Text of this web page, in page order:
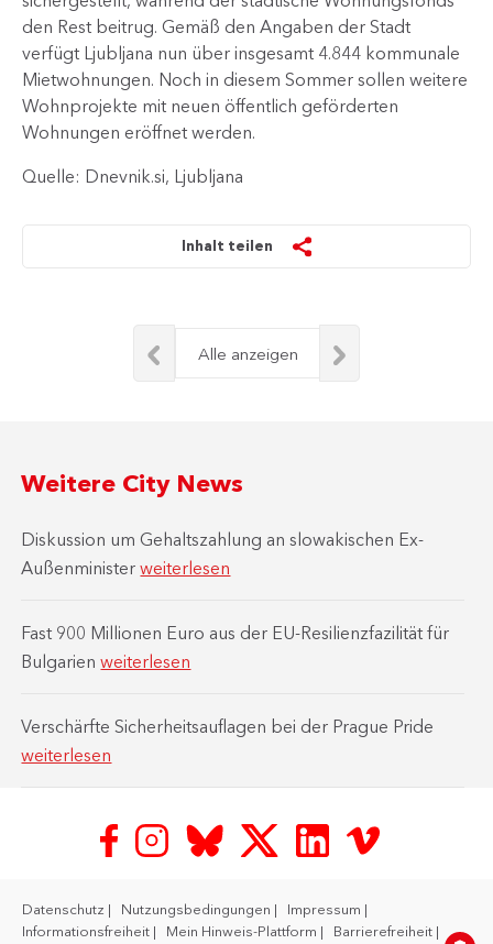
den Rest beitrug. Gemäß den Angaben der Stadt
verfügt Ljubljana nun über insgesamt 4.844 kommunale
Mietwohnungen. Noch in diesem Sommer sollen weitere
Wohnprojekte mit neuen öffentlich geförderten
Wohnungen eröffnet werden.
Quelle: Dnevnik.si, Ljubljana
Inhalt teilen
Alle anzeigen
Weitere City News
Diskussion um Gehaltszahlung an slowakischen Ex-
Außenministerweiterlesen
Fast 900 Millionen Euro aus der EU-Resilienzfazilität für
Bulgarienweiterlesen
Verschärfte Sicherheitsauflagen bei der Prague Pride
weiterlesen
Datenschutz Nutzungsbedingungen
Impressum
Informationsfreiheit
Mein Hinweis-Plattform Barrierefreiheit